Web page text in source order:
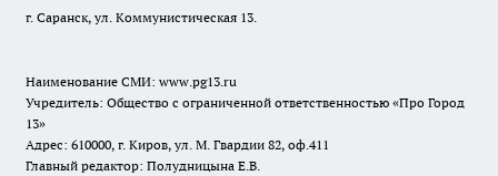
г. Саранск, ул. Коммунистическая 13.
Наименование СМИ: www.pg13.ru
Учредитель: Общество с ограниченной ответственностью «Про Город
13»
Адрес: 610000, г. Киров, ул. М. Гвардии 82, оф.411
Главный редактор: Полудницына Е.В.